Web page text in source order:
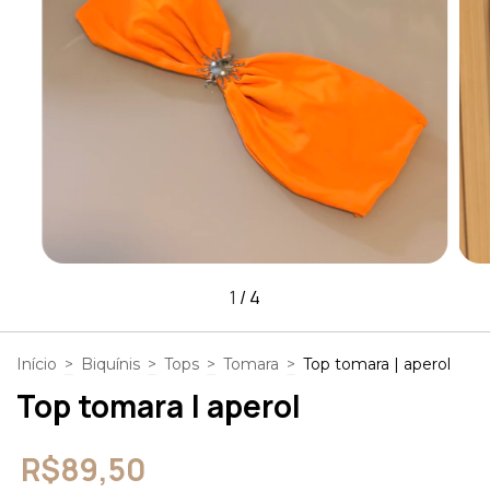
1 /4
Início > Biquínis > Tops > Tomara > Top tomara | aperol
Top tomara | aperol
R$89,50